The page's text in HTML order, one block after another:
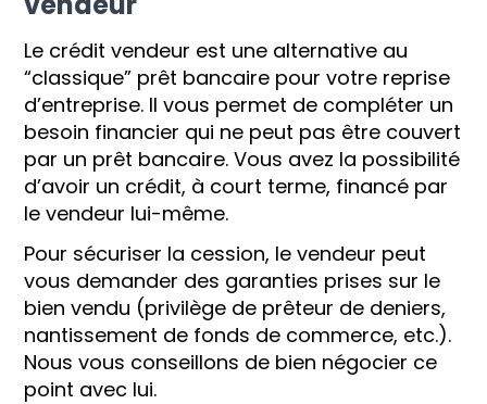
Le crédit vendeur est une alternative au
“classique” prêt bancaire pour votre reprise
d’entreprise. Il vous permet de compléter un
besoin financier qui ne peut pas être couvert
par un prêt bancaire. Vous avez la possibilité
d’avoir un crédit, à court terme, financé par
le vendeur lui-même.
Pour sécuriser la cession, le vendeur peut
vous demander des garanties prises sur le
bien vendu (privilège de prêteur de deniers,
nantissement de fonds de commerce, etc.).
Nous vous conseillons de bien négocier ce
point avec lui.